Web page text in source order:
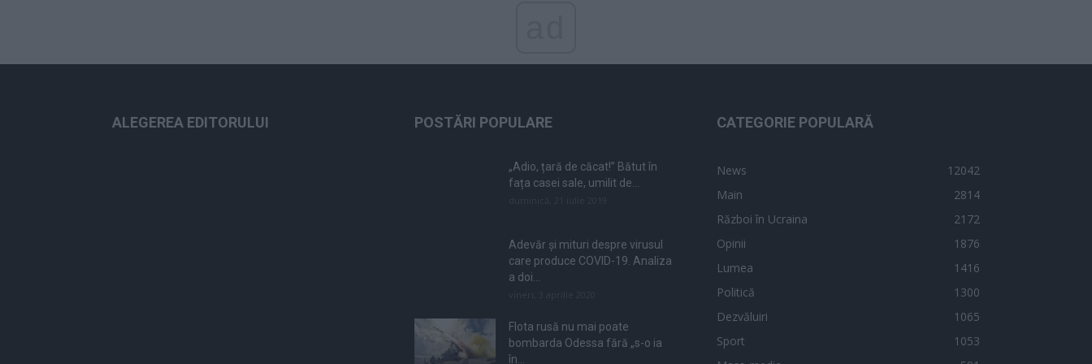
ALEGEREA EDITORULUI POSTĂRI POPULARE
„Adio, țară de căcat!” Bătut în
fața casei sale, umilit de...
Adevăr și mituri despre virusul
care produce COVID-19. Analiza
a doi...
Flota rusă nu mai poate
bombarda Odessa fără „s-o ia
în...
CATEGORIE POPULARĂ
News
12042
Main
2814
Război în Ucraina
2172
Opinii
1876
Lumea
1416
Politică
1300
Dezvăluiri
1065
Sport
1053